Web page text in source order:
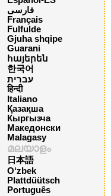
فارسی
Français
Fulfulde
Gjuha shqipe
Guarani
հայերեն
한국어
עברית
हिन्दी
Italiano
Қазақша
Кыргызча
Македонски
Malagasy
മലയാളം
日本語
O‘zbek
Plattdüütsch
Português